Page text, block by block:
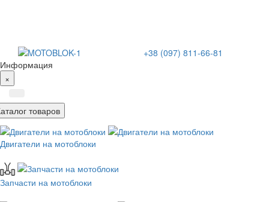
+38 (097) 811-66-81
Информация
×
товаров
Двигатели на мотоблоки
Запчасти на мотоблоки